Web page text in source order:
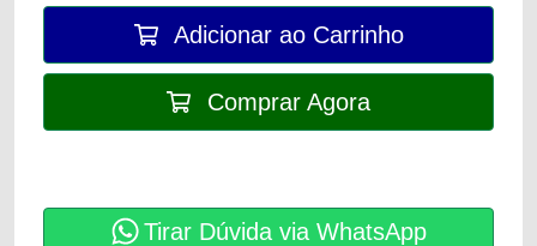
Adicionar ao Carrinho
Comprar Agora
Tirar Dúvida via WhatsApp